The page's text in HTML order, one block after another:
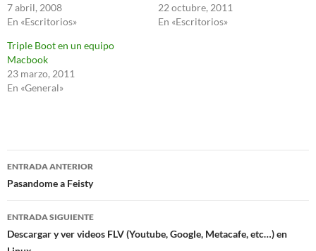
7 abril, 2008
En «Escritorios»
22 octubre, 2011
En «Escritorios»
Triple Boot en un equipo
Macbook
23 marzo, 2011
En «General»
Navegación
de
entradas
ENTRADA ANTERIOR
Pasandome a Feisty
ENTRADA SIGUIENTE
Descargar y ver videos FLV (Youtube, Google, Metacafe, etc…) en